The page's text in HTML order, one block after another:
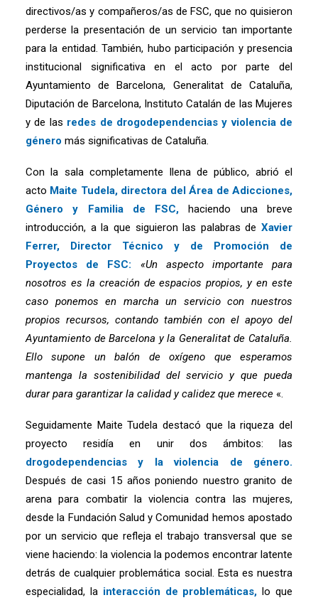
directivos/as y compañeros/as de FSC, que no quisieron
perderse la presentación de un servicio tan importante
para la entidad. También, hubo participación y presencia
institucional significativa en el acto por parte del
Ayuntamiento de Barcelona, ​​Generalitat de Cataluña,
Diputación de Barcelona, ​​Instituto Catalán de las Mujeres
y de las redes de drogodependencias y violencia de
género más significativas de Cataluña.
Con la sala completamente llena de público, abrió el
acto Maite Tudela, directora del Área de Adicciones,
Género y Familia de FSC, haciendo una breve
introducción, a la que siguieron las palabras de Xavier
Ferrer, Director Técnico y de Promoción de
Proyectos de FSC:
«Un aspecto importante para
nosotros es la creación de espacios propios, y en este
caso ponemos en marcha un servicio con nuestros
propios recursos, contando también con el apoyo del
Ayuntamiento de Barcelona y la Generalitat de Cataluña.
Ello supone un balón de oxígeno que esperamos
mantenga la sostenibilidad del servicio y que pueda
durar para garantizar la calidad y calidez que merece «.
Seguidamente Maite Tudela destacó que la riqueza del
proyecto residía en unir dos ámbitos: las
drogodependencias y la violencia de género.
Después de casi 15 años poniendo nuestro granito de
arena para combatir la violencia contra las mujeres,
desde la Fundación Salud y Comunidad hemos apostado
por un servicio que refleja el trabajo transversal que se
viene haciendo: la violencia la podemos encontrar latente
detrás de cualquier problemática social. Esta es nuestra
especialidad, la interacción de problemáticas, lo que